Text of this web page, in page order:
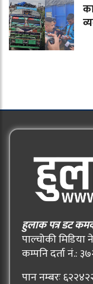
हुलाक पत्र डट
पाल्चोकी मिडिया
कम्पनि दर्ता नं.:
पान नम्बरः